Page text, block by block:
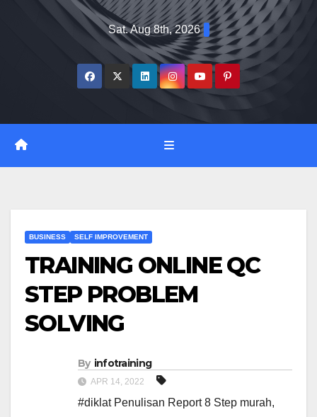
Sat. Aug 8th, 2026
BUSINESS SELF IMPROVEMENT
TRAINING ONLINE QC
STEP PROBLEM
SOLVING
By infotraining
APR 14, 2022
#diklat Penulisan Report 8 Step murah,